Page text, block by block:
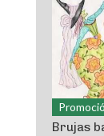
Brujas